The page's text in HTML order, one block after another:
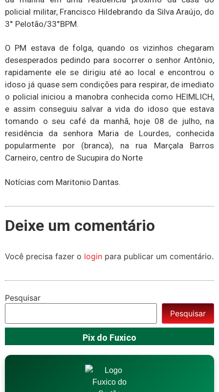
policial militar, Francisco Hildebrando da Silva Araújo, do
3° Pelotão/33°BPM.
O PM estava de folga, quando os vizinhos chegaram
desesperados pedindo para socorrer o senhor Antônio,
rapidamente ele se dirigiu até ao local e encontrou o
idoso já quase sem condições para respirar, de imediato
o policial iniciou a manobra conhecida como HEIMLICH,
e assim conseguiu salvar a vida do idoso que estava
tomando o seu café da manhã, hoje 08 de julho, na
residência da senhora Maria de Lourdes, conhecida
popularmente por (branca), na rua Marçala Barros
Carneiro, centro de Sucupira do Norte
Notícias com Maritonio Dantas.
Deixe um comentário
Você precisa fazer o login para publicar um comentário.
Pesquisar
Pesquisar
Pix do Fuxico